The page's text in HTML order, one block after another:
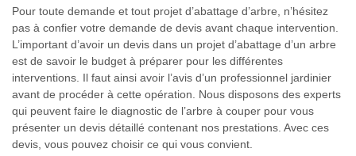
Pour toute demande et tout projet d’abattage d’arbre, n’hésitez
pas à confier votre demande de devis avant chaque intervention.
L’important d’avoir un devis dans un projet d’abattage d’un arbre
est de savoir le budget à préparer pour les différentes
interventions. Il faut ainsi avoir l’avis d’un professionnel jardinier
avant de procéder à cette opération. Nous disposons des experts
qui peuvent faire le diagnostic de l’arbre à couper pour vous
présenter un devis détaillé contenant nos prestations. Avec ces
devis, vous pouvez choisir ce qui vous convient.